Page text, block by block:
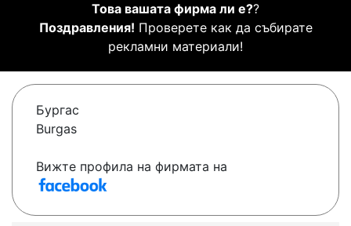
Това вашата фирма ли е??
Поздравления! Проверете как да събирате
рекламни материали!
Бургас
Burgas
Вижте профила на фирмата на